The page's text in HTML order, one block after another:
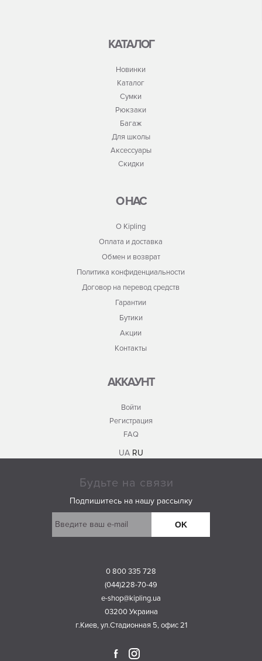
КАТАЛОГ
Новинки
Каталог
Сумки
Рюкзаки
Багаж
Для школы
Аксессуары
Скидки
О НАС
О Kipling
Оплата и доставка
Обмен и возврат
Политика конфиденциальности
Договор на перевод средств
Гарантии
Бутики
Акции
Контакты
АККАУНТ
Войти
Регистрация
FAQ
UA RU
Будьте на связи
Подпишитесь на нашу рассылку
OK
0 800 335 728
(044)228-70-49
e-shop@kipling.ua
03200 Украина
г.Киев, ул.Стадионная 5, офис 21